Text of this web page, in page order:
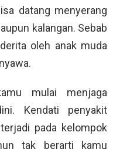
datang menyerang
kalangan. Sebab
oleh anak muda
mulai menjaga
Kendati penyakit
pada kelompok
tak berarti kamu